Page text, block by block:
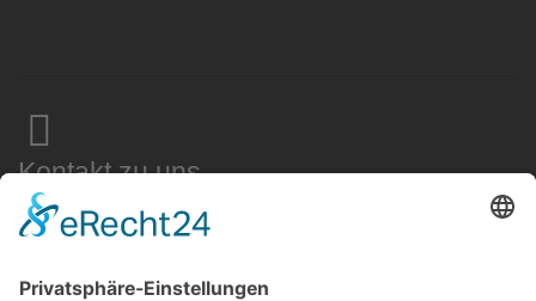
Kontakt zu uns
ESV Amberg e.V.
92224 Amberg